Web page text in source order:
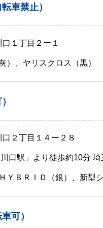
車禁止）
１丁目２ー１
）、ヤリスクロス（黒）
２丁目１４ー２８
口駅」より徒歩約10分
ＢＲＩＤ（銀）、新型シ
可）